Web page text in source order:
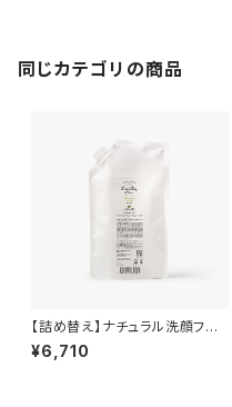
同じカテゴリの商品
【詰め替え】ナチュラル洗顔フォ
ーム
¥6,710